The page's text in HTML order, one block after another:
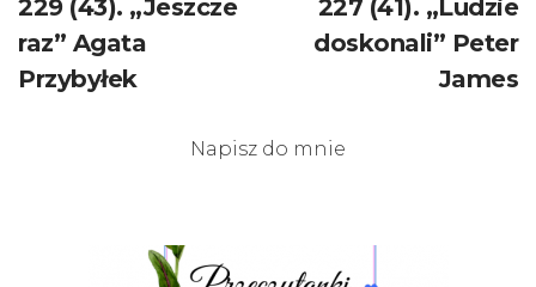
229 (43). „Jeszcze
raz” Agata
Przybyłek
227 (41). „Ludzie
doskonali” Peter
James
Napisz do mnie